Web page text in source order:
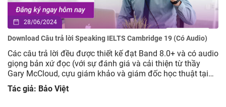
28/06/2024
Download Câu trả lời Speaking IELTS Cambridge 19 (Có Audio)
Các câu trả lời đều được thiết kế đạt Band 8.0+ và có audio
giọng bản xứ đọc (với sự đánh giá và cải thiện từ thầy
Gary McCloud, cựu giám khảo và giám đốc học thuật tại
Mc IELTS) Cách học hiệu quả: Đọc câu hỏi và tự suy nghĩ
câu trả lời của […]
Tác giả: Bảo Việt